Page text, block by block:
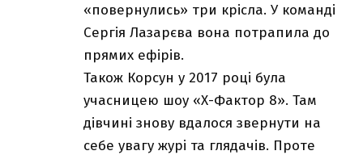
«повернулись» три крісла. У команді
Сергія Лазарєва вона потрапила до
прямих ефірів.
Також Корсун у 2017 році була
учасницею шоу «Х-Фактор 8». Там
дівчині знову вдалося звернути на
себе увагу журі та глядачів. Проте